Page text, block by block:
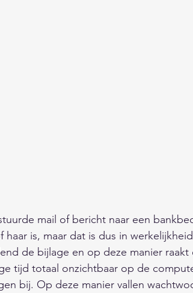
mail of bericht naar een
is, maar dat is dus in
de bijlage en op deze manier
tijd totaal onzichtbaar op de
bij. Op deze manier vallen